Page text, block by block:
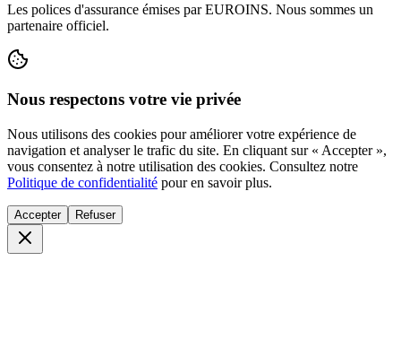
Les polices d'assurance émises par EUROINS. Nous sommes un
partenaire officiel.
Nous respectons votre vie privée
Nous utilisons des cookies pour améliorer votre expérience de
navigation et analyser le trafic du site. En cliquant sur « Accepter »,
vous consentez à notre utilisation des cookies. Consultez notre
Politique de confidentialité pour en savoir plus.
Accepter Refuser